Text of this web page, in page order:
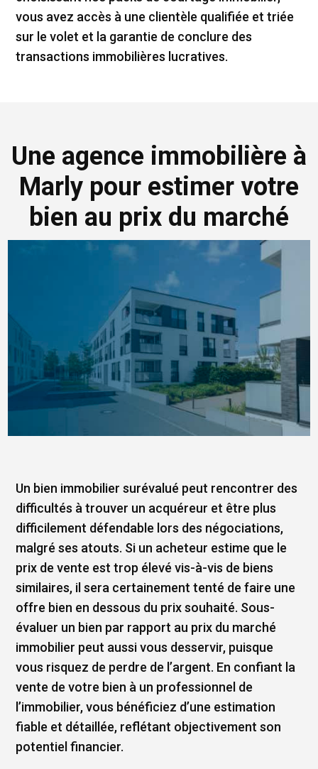
vous avez accès à une clientèle qualifiée et triée
sur le volet et la garantie de conclure des
transactions immobilières lucratives.
Une agence immobilière à
Marly pour estimer votre
bien au prix du marché
Un bien immobilier surévalué peut rencontrer des
difficultés à trouver un acquéreur et être plus
difficilement défendable lors des négociations,
malgré ses atouts. Si un acheteur estime que le
prix de vente est trop élevé vis-à-vis de biens
similaires, il sera certainement tenté de faire une
offre bien en dessous du prix souhaité. Sous-
évaluer un bien par rapport au prix du marché
immobilier peut aussi vous desservir, puisque
vous risquez de perdre de l’argent. En confiant la
vente de votre bien à un professionnel de
l’immobilier, vous bénéficiez d’une estimation
fiable et détaillée, reflétant objectivement son
potentiel financier.